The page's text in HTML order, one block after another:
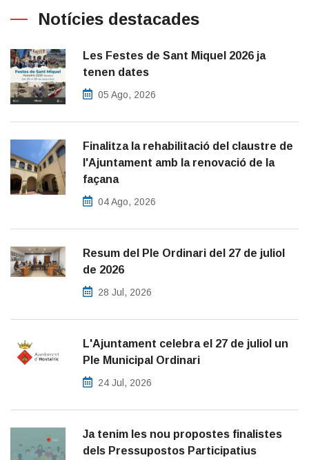
Notícies destacades
Les Festes de Sant Miquel 2026 ja
tenen dates
05 Ago, 2026
Finalitza la rehabilitació del claustre de
l'Ajuntament amb la renovació de la
façana
04 Ago, 2026
Resum del Ple Ordinari del 27 de juliol
de 2026
28 Jul, 2026
L'Ajuntament celebra el 27 de juliol un
Ple Municipal Ordinari
24 Jul, 2026
Ja tenim les nou propostes finalistes
dels Pressupostos Participatius